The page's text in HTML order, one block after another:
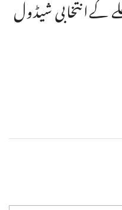
کےانتخابی شیڈول